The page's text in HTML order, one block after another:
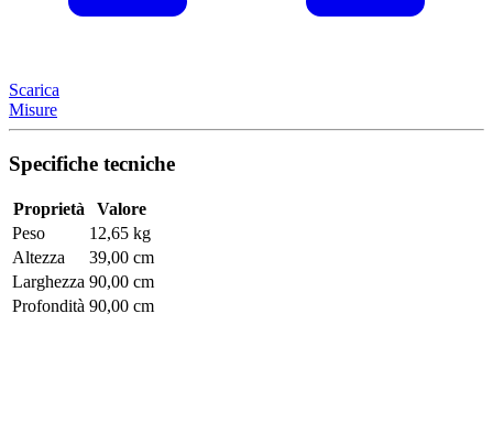
Scarica
Misure
Specifiche tecniche
Proprietà
Valore
Peso
12,65 kg
Altezza
39,00 cm
Larghezza 90,00 cm
Profondità 90,00 cm